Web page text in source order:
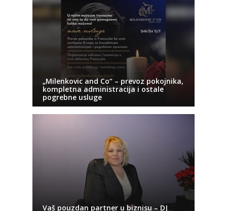
„Milenkovic and Co“ – prevoz pokojnika,
kompletna administracija i ostale
pogrebne usluge
Vaš pouzdan partner u biznisu – DJ